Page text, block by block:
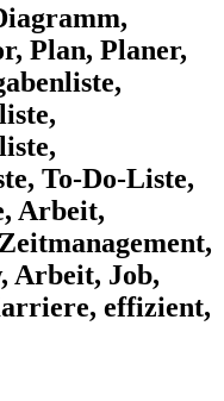
Plan, Planer,
To-Do-Liste,
Arbeit,
Arbeit, Job,
effizient,